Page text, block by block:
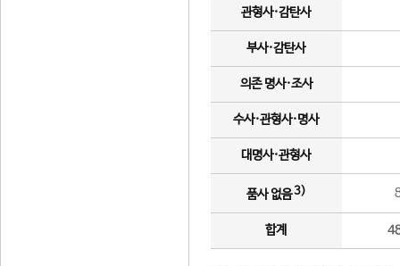
관형사·감탄사
부사·감탄사
의존 명사·조사
수사·관형사·명사
대명사·관형사
품사 없음3)
합계